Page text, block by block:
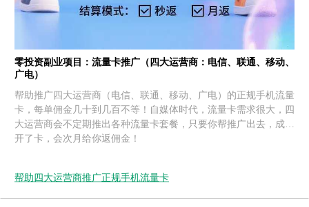
零投资副业项目：流量卡推广（四大运营商：电信、联通、移动、
广电）
帮助推广四大运营商（电信、联通、移动、广电）的正规手机流量
卡，每单佣金几十到几百不等！自媒体时代，流量卡需求很大，四
大运营商会不定期推出各种流量卡套餐，只要你帮推广出去，成功
开了卡，会次月给你返佣金！
帮助四大运营商推广正规手机流量卡